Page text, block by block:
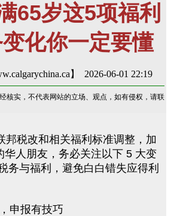
65岁这5项福利
化你一定要懂
】 2026-06-01 22:19
核实，不代表网站的立场、观点，如有侵权，请联
邦税改和相关福利标准调整，加
华人朋友，务必关注以下 5 大变
务与福利，避免白白错失应得利
申报有技巧